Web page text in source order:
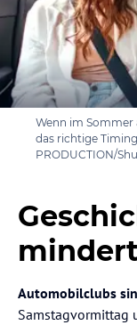
Wenn im Sommer
das richtige
PRODUCTION/
Automobilclubs
Samstagvormittag